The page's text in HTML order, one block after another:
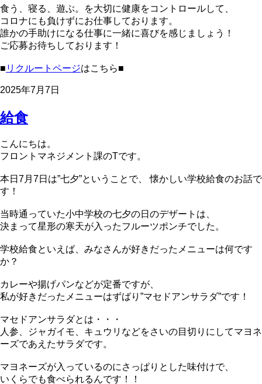
食う、寝る、遊ぶ。を大切に健康をコントロールして、
コロナにも負けずにお仕事しております。
誰かの手助けになる仕事に一緒に喜びを感じましょう！
ご応募お待ちしております！
■ リクルートページはこちら■
2025年7月7日
給食
こんにちは。
フロントマネジメント課のTです。
本日7月7日は”七夕”ということで、 懐かしい学校給食のお話で
す！
当時通っていた小中学校の七夕の日のデザートは、
決まって星形の寒天が入ったフルーツポンチでした。
学校給食といえば、みなさんが好きだったメニューは何です
か？
カレーや揚げパンなどが定番ですが、
私が好きだったメニューはずばり”マセドアンサラダ”です！
マセドアンサラダとは・・・
人参、ジャガイモ、キュウリなどをさいの目切りにしてマヨネ
ーズであえたサラダです。
マヨネーズが入っているのにさっぱりとした味付けで、
いくらでも食べられるんです！！